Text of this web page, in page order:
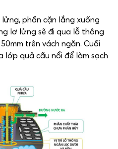
phần cặn lắng xuống
lơ lửng sẽ đi qua lỗ thông
trên vách ngăn. Cuối
quả cầu nổi để làm sạch